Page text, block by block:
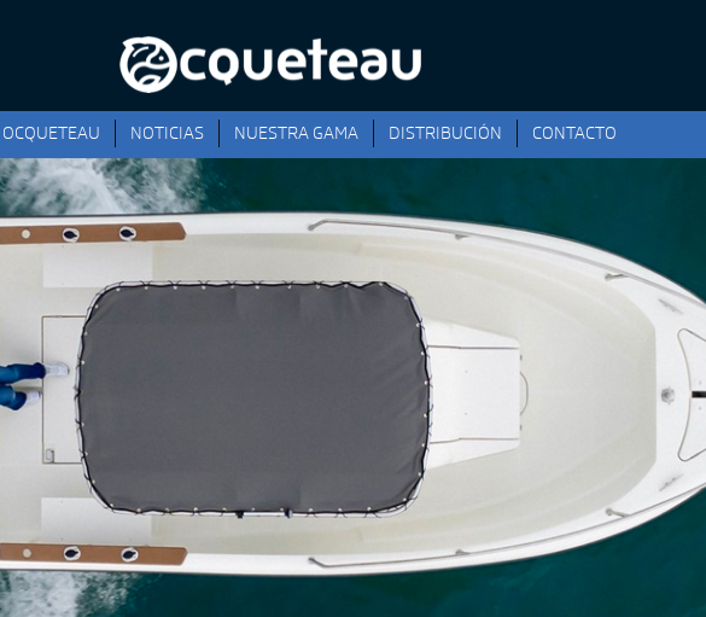
OCQUETEAU NOTICIAS NUESTRA GAMA DISTRIBUCIÓN CONTACTO